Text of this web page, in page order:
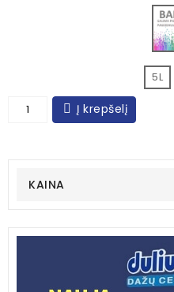
KAINA
5L
Į krepšelį